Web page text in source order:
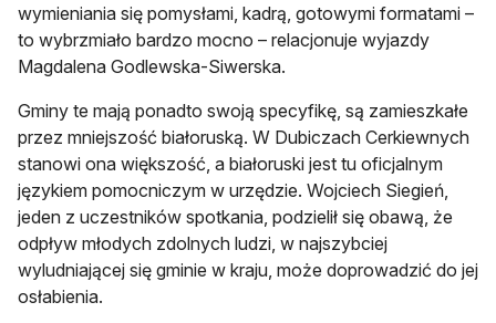
wymieniania się pomysłami, kadrą, gotowymi formatami –
to wybrzmiało bardzo mocno – relacjonuje wyjazdy
Magdalena Godlewska-Siwerska.
Gminy te mają ponadto swoją specyfikę, są zamieszkałe
przez mniejszość białoruską. W Dubiczach Cerkiewnych
stanowi ona większość, a białoruski jest tu oficjalnym
językiem pomocniczym w urzędzie. Wojciech Siegień,
jeden z uczestników spotkania, podzielił się obawą, że
odpływ młodych zdolnych ludzi, w najszybciej
wyludniającej się gminie w kraju, może doprowadzić do jej
osłabienia.